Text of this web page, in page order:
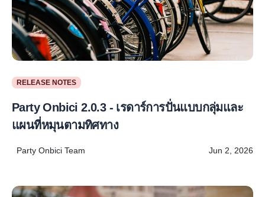
RELEASE NOTES
Party Onbici 2.0.3 - เรดาร์การปั่นแบบกลุ่มและ
แผนที่หมุนตามทิศทาง
Party Onbici Team Jun 2, 2026